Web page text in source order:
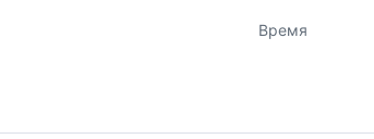
Время